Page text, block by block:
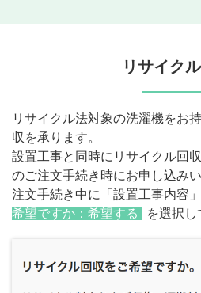
リサイク
リサイクル法対象の洗濯機をお
収を承ります。
設置工事と同時にリサイクル回
のご注文手続き時にお申し込みい
注文手続き中に「設置工事内容
希望ですか：希望する
を選択し